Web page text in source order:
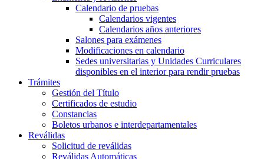
Calendario de pruebas
Calendarios vigentes
Calendarios años anteriores
Salones para exámenes
Modificaciones en calendario
Sedes universitarias y Unidades Curriculares
disponibles en el interior para rendir pruebas
Trámites
Gestión del Título
Certificados de estudio
Constancias
Boletos urbanos e interdepartamentales
Reválidas
Solicitud de reválidas
Reválidas Automáticas